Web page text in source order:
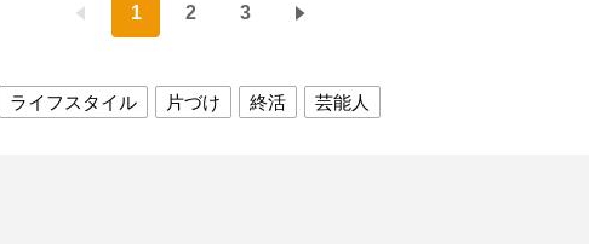
1 2 3
ライフスタイル 片づけ 終活 芸能人